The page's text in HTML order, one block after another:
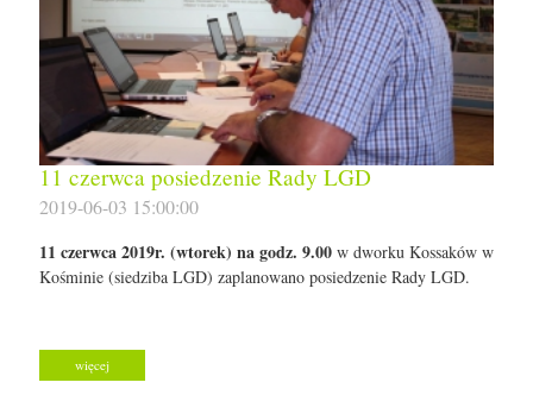
11 czerwca posiedzenie Rady LGD
2019-06-03 15:00:00
11 czerwca 2019r. (wtorek) na godz. 9.00 w dworku Kossaków w
Kośminie (siedziba LGD) zaplanowano posiedzenie Rady LGD.
więcej